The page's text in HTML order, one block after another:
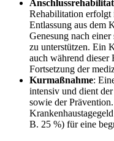
Rehabilitation erfolgt
Entlassung aus dem
Genesung nach
zu unterstützen. Ein
auch während dieser
Fortsetzung der
Kurmaßnahme:
intensiv und dient
sowie der
B. 25 %) für eine